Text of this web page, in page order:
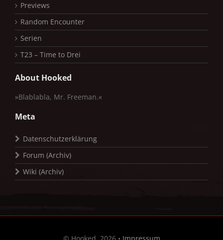
Previews
Random Encounter
Serien
T23 – Time to Drei
About Hooked
»Blablabla, Mr. Freeman.«
Meta
Datenschutzerklärung
Forum (Archiv)
Wiki (Archiv)